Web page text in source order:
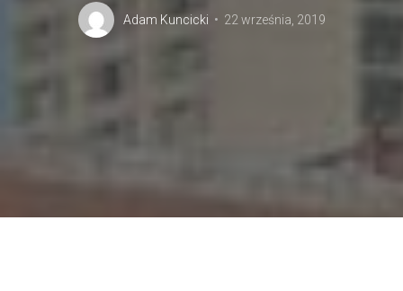
Adam Kuncicki 22 września, 2019